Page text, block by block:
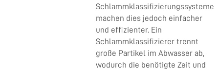
Schlammklassifizierungssysteme
machen dies jedoch einfacher
und effizienter. Ein
Schlammklassifizierer trennt
große Partikel im Abwasser ab,
wodurch die benötigte Zeit und